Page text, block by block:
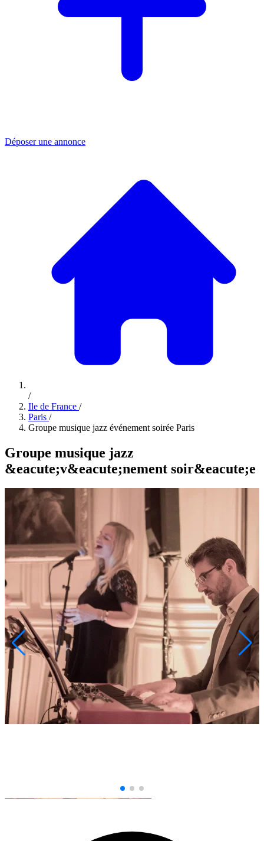
Déposer une annonce
/
Ile de France /
Paris /
Groupe musique jazz événement soirée Paris
Groupe musique jazz
&eacute;v&eacute;nement soir&eacute;e